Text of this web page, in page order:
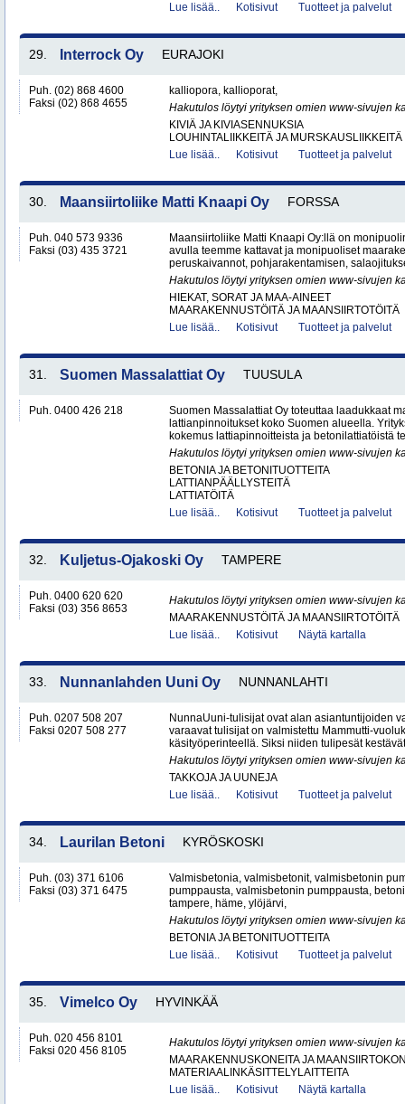
Lue lisää..
Kotisivut Tuotteet ja palvelut
29. Interrock Oy EURAJOKI
Puh. (02) 868 4600
Faksi (02) 868 4655
kalliopora, kallioporat,
Hakutulos löytyi yrityksen omien www-sivujen
KIVIÄ JA KIVIASENNUKSIA
LOUHINTALIIKKEITÄ JA MURSKAUSLIIKKEITÄ
Lue lisää..
Kotisivut Tuotteet ja palvelut
30. Maansiirtoliike Matti Knaapi Oy FORSSA
Puh. 040 573 9336
Faksi (03) 435 3721
Maansiirtoliike Matti Knaapi Oy:llä on
avulla teemme kattavat ja monipuoliset
peruskaivannot, pohjarakentamisen,
Hakutulos löytyi yrityksen omien www-sivujen
HIEKAT, SORAT JA MAA-AINEET
MAARAKENNUSTÖITÄ JA MAANSIIRTOTÖITÄ
Lue lisää..
Kotisivut Tuotteet ja palvelut
31. Suomen Massalattiat Oy TUUSULA
Puh. 0400 426 218
Suomen Massalattiat Oy toteuttaa laadukkaat
lattianpinnoitukset koko Suomen alueella.
kokemus lattiapinnoitteista ja betonilattiatöistä
Hakutulos löytyi yrityksen omien www-sivujen
BETONIA JA BETONITUOTTEITA
LATTIANPÄÄLLYSTEITÄ
LATTIATÖITÄ
Lue lisää..
Kotisivut Tuotteet ja palvelut
32. Kuljetus-Ojakoski Oy TAMPERE
Puh. 0400 620 620
Faksi (03) 356 8653
Hakutulos löytyi yrityksen omien www-sivujen
MAARAKENNUSTÖITÄ JA MAANSIIRTOTÖITÄ
Lue lisää..
Kotisivut Näytä kartalla
33. Nunnanlahden Uuni Oy NUNNANLAHTI
Puh. 0207 508 207
Faksi 0207 508 277
NunnaUuni-tulisijat ovat alan asiantuntijoiden
varaavat tulisijat on valmistettu Mammutti-
käsityöperinteellä. Siksi niiden tulipesät
Hakutulos löytyi yrityksen omien www-sivujen
TAKKOJA JA UUNEJA
Lue lisää..
Kotisivut Tuotteet ja palvelut
34. Laurilan Betoni KYRÖSKOSKI
Puh. (03) 371 6106
Faksi (03) 371 6475
Valmisbetonia, valmisbetonit, valmisbetonin
pumppausta, valmisbetonin pumppausta,
tampere, häme, ylöjärvi,
Hakutulos löytyi yrityksen omien www-sivujen
BETONIA JA BETONITUOTTEITA
Lue lisää..
Kotisivut Tuotteet ja palvelut
35. Vimelco Oy HYVINKÄÄ
Puh. 020 456 8101
Faksi 020 456 8105
Hakutulos löytyi yrityksen omien www-sivujen
MAARAKENNUSKONEITA JA
MATERIAALINKÄSITTELYLAITTEITA
Lue lisää..
Kotisivut Näytä kartalla